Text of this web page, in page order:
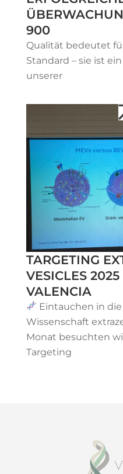
900
Qualität bedeutet
Standard – sie ist
unserer
TARGETING
VESICLES
VALENCIA
Eintauchen in
Wissenschaft
Monat besuchten
Targeting